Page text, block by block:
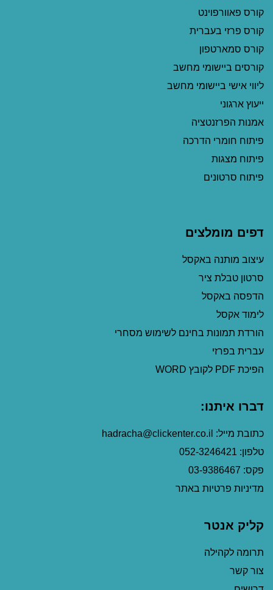
קורס פאוורפוינט
קורס פרזי בעברית
קורס סמארטפון
קורסים ביישומי מחשב
ליווי אישי ביישומי מחשב
ייעוץ ארגוני
אמנות הפרזנטציה
פיתוח חומרי הדרכה
פיתוח מצגות
פיתוח סרטונים
דפים מומלצים
עיצוב מותנה באקסל
סרטון טבלת ציר
הדפסה באקסל
לימוד אקסל
הורדת תמונות בחינם לשימוש מסחרי
עברית בפרזי
הפיכת PDF לקובץ WORD
דברו איתנו:
כתובת מייל: hadracha@clickenter.co.il
טלפון: 052-3246421
פקס: 03-9386467
מדיניות פרטיות באתר
קליק אנטר
תרומה לקהילה
צור קשר